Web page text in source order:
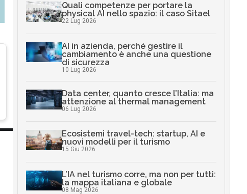
Quali competenze per portare la
physical AI nello spazio: il caso Sitael
22 Lug 2026
AI in azienda, perché gestire il
cambiamento è anche una questione
di sicurezza
10 Lug 2026
Data center, quanto cresce l’Italia: ma
attenzione al thermal management
06 Lug 2026
Ecosistemi travel-tech: startup, AI e
nuovi modelli per il turismo
15 Giu 2026
L’IA nel turismo corre, ma non per tutti:
la mappa italiana e globale
08 Mag 2026